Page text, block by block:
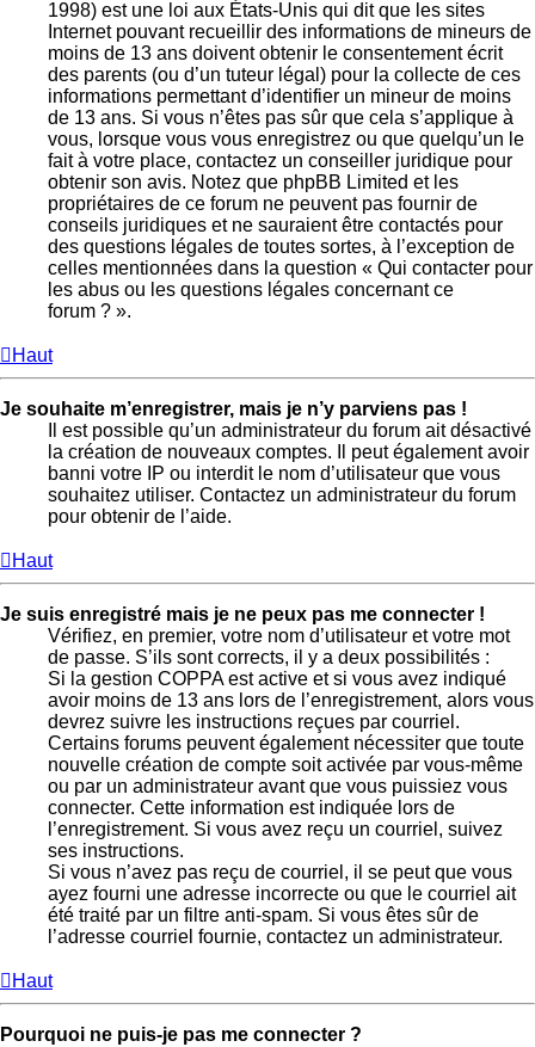
1998) est une loi aux États-Unis qui dit que les sites
Internet pouvant recueillir des informations de mineurs de
moins de 13 ans doivent obtenir le consentement écrit
des parents (ou d’un tuteur légal) pour la collecte de ces
informations permettant d’identifier un mineur de moins
de 13 ans. Si vous n’êtes pas sûr que cela s’applique à
vous, lorsque vous vous enregistrez ou que quelqu’un le
fait à votre place, contactez un conseiller juridique pour
obtenir son avis. Notez que phpBB Limited et les
propriétaires de ce forum ne peuvent pas fournir de
conseils juridiques et ne sauraient être contactés pour
des questions légales de toutes sortes, à l’exception de
celles mentionnées dans la question « Qui contacter pour
les abus ou les questions légales concernant ce
forum ? ».
Haut
Je souhaite m’enregistrer, mais je n’y parviens pas !
Il est possible qu’un administrateur du forum ait désactivé
la création de nouveaux comptes. Il peut également avoir
banni votre IP ou interdit le nom d’utilisateur que vous
souhaitez utiliser. Contactez un administrateur du forum
pour obtenir de l’aide.
Haut
Je suis enregistré mais je ne peux pas me connecter !
Vérifiez, en premier, votre nom d’utilisateur et votre mot
de passe. S’ils sont corrects, il y a deux possibilités :
Si la gestion COPPA est active et si vous avez indiqué
avoir moins de 13 ans lors de l’enregistrement, alors vous
devrez suivre les instructions reçues par courriel.
Certains forums peuvent également nécessiter que toute
nouvelle création de compte soit activée par vous-même
ou par un administrateur avant que vous puissiez vous
connecter. Cette information est indiquée lors de
l’enregistrement. Si vous avez reçu un courriel, suivez
ses instructions.
Si vous n’avez pas reçu de courriel, il se peut que vous
ayez fourni une adresse incorrecte ou que le courriel ait
été traité par un filtre anti-spam. Si vous êtes sûr de
l’adresse courriel fournie, contactez un administrateur.
Haut
Pourquoi ne puis-je pas me connecter ?